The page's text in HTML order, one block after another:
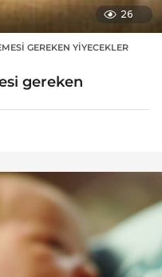
26
GEREKEN YIYECEKLER
gereken